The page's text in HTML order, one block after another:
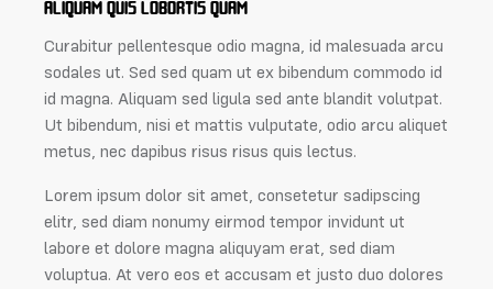
ALIQUAM QUIS LOBORTIS QUAM
Curabitur pellentesque odio magna, id malesuada arcu
sodales ut. Sed sed quam ut ex bibendum commodo id
id magna. Aliquam sed ligula sed ante blandit volutpat.
Ut bibendum, nisi et mattis vulputate, odio arcu aliquet
metus, nec dapibus risus risus quis lectus.
Lorem ipsum dolor sit amet, consetetur sadipscing
elitr, sed diam nonumy eirmod tempor invidunt ut
labore et dolore magna aliquyam erat, sed diam
voluptua. At vero eos et accusam et justo duo dolores